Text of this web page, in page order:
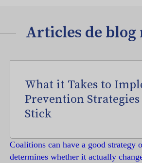
Articles de blog
What it Takes to
Prevention
Stick
Coalitions can have a good strategy
determines whether it actually